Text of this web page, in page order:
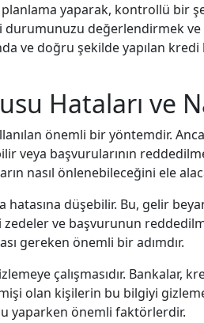
yaparak, kontrollü bir
değerlendirmek ve
ve doğru şekilde yapılan
Hataları ve
önemli bir yöntemdir.
veya başvurularının
nasıl önlenebileceğini ele
düşebilir. Bu, gelir
ve başvurunun reddedilme
gereken önemli bir adımdır.
çalışmasıdır. Bankalar,
olan kişilerin bu bilgiyi
yaparken önemli faktörlerdir.